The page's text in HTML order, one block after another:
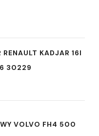
KADJAR 16I
30229
VOLVO FH4 500